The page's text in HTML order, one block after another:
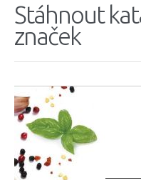
Stáhnout
značek